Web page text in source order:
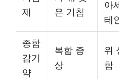
제
은 기침
아
테
종합
감기
약
복합 증
상
위
합